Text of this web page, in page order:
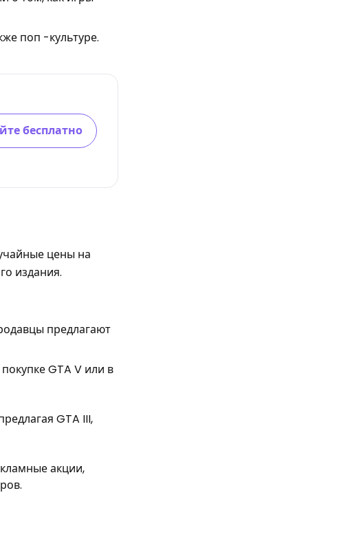
поп -культуре.
бесплатно
цены на
издания.
предлагают
GTA V или в
GTA III,
акции,